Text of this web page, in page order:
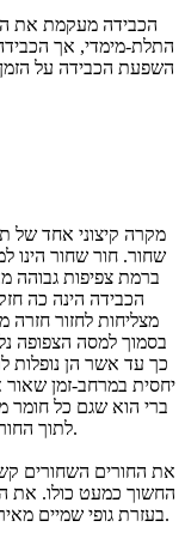
הכבידה מעקמת את
התלת-מימדי, אך
השפעת הכבידה על
מקרה קיצוני אחד של
שחור. חור שחור הינו
ברמת צפיפות גבוהה
הכבידה הינה כה
מצליחות לחזור חזרה
בסמוך למסה הצפופה
כך עד אשר הן נופלות
יחסית במרחב-זמן שאור
ברי הוא שגם כל חומר
לתוך החור השחור, אם יחלוף קרוב מידי אליו.
את החורים השחורים
החשוך כמעט כולו. את
בעזרת גופי שמיים מאירים אחרים שחגים סביבו ובכך מגלים את מיקומו.